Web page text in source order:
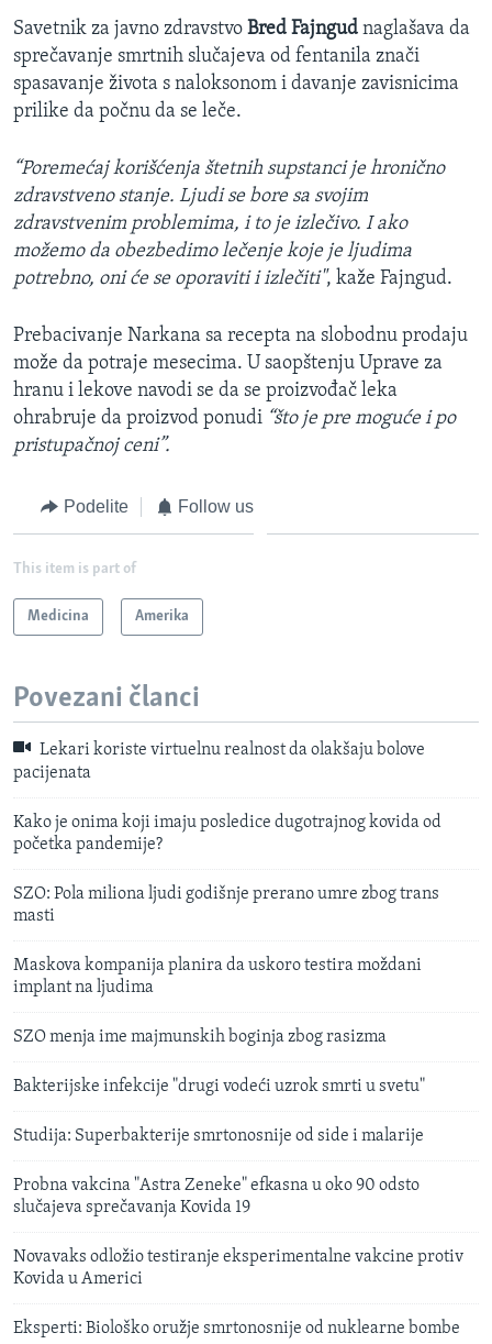
Savetnik za javno zdravstvo Bred Fajngud naglašava da
sprečavanje smrtnih slučajeva od fentanila znači
spasavanje života s naloksonom i davanje zavisnicima
prilike da počnu da se leče.
“Poremećaj korišćenja štetnih supstanci je hronično
zdravstveno stanje. Ljudi se bore sa svojim
zdravstvenim problemima, i to je izlečivo. I ako
možemo da obezbedimo lečenje koje je ljudima
potrebno, oni će se oporaviti i izlečiti", kaže Fajngud.
Prebacivanje Narkana sa recepta na slobodnu prodaju
može da potraje mesecima. U saopštenju Uprave za
hranu i lekove navodi se da se proizvođač leka
ohrabruje da proizvod ponudi “što je pre moguće i po
pristupačnoj ceni”.
Podelite Follow us
This item is part of
Medicina Amerika
Povezani članci
Lekari koriste virtuelnu realnost da olakšaju bolove
pacijenata
Kako je onima koji imaju posledice dugotrajnog kovida od
početka pandemije?
SZO: Pola miliona ljudi godišnje prerano umre zbog trans
masti
Maskova kompanija planira da uskoro testira moždani
implant na ljudima
SZO menja ime majmunskih boginja zbog rasizma
Bakterijske infekcije "drugi vodeći uzrok smrti u svetu"
Studija: Superbakterije smrtonosnije od side i malarije
Probna vakcina "Astra Zeneke" efkasna u oko 90 odsto
slučajeva sprečavanja Kovida 19
Novavaks odložio testiranje eksperimentalne vakcine protiv
Kovida u Americi
Eksperti: Biološko oružje smrtonosnije od nuklearne bombe